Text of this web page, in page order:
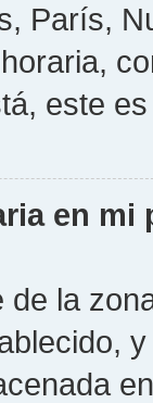
París,
este
en
la